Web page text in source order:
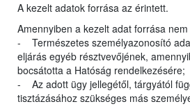
A kezelt adatok forrása az érintett.
Amennyiben a kezelt adat forrása
- Természetes személyazonosító
eljárás egyéb résztvevőjének,
bocsátotta a Hatóság rendelkezésére;
- Az adott ügy jellegétől, tárgyától
tisztázásához szükséges más